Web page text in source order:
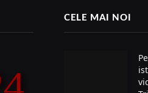
CELE MAI NOI